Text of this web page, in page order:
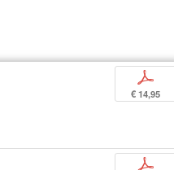
p
€ 14,95
p